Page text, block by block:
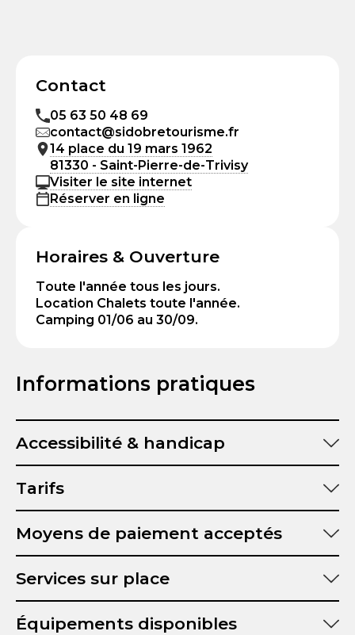
Contact
05 63 50 48 69
contact@sidobretourisme.fr
14 place du 19 mars 1962
81330 - Saint-Pierre-de-Trivisy
Visiter le site internet
Réserver en ligne
Horaires & Ouverture
Toute l'année tous les jours.
Location Chalets toute l'année.
Camping 01/06 au 30/09.
Informations pratiques
Accessibilité & handicap
Tarifs
Moyens de paiement acceptés
Services sur place
Équipements disponibles